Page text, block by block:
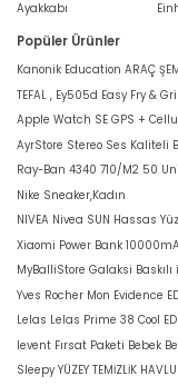
Ayakkabı
Popüler Ürünler
Kanonik Education ARAÇ
TEFAL , Ey505d Easy Fry &
Apple Watch SE GPS +
AyrStore Stereo Ses Kaliteli
Ray-Ban 4340 710/M2 50
Nike Sneaker,Kadın
NIVEA Nivea SUN Hassas
Xiaomi Power Bank
MyBalliStore Galaksi Baskılı
Yves Rocher Mon Evidence
Lelas Lelas Prime 38 Cool
levent Fırsat Paketi Bebek
Sleepy YÜZEY TEMİZLİK